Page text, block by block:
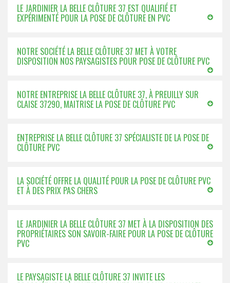
LE JARDINIER LA BELLE CLÔTURE 37 EST QUALIFIÉ ET
EXPÉRIMENTÉ POUR LA POSE DE CLÔTURE EN PVC
NOTRE SOCIÉTÉ LA BELLE CLÔTURE 37 MET À VOTRE
DISPOSITION NOS PAYSAGISTES POUR POSE DE CLÔTURE PVC
NOTRE ENTREPRISE LA BELLE CLÔTURE 37, À PREUILLY SUR
CLAISE 37290, MAITRISE LA POSE DE CLÔTURE PVC
ENTREPRISE LA BELLE CLÔTURE 37 SPÉCIALISTE DE LA POSE DE
CLÔTURE PVC
LA SOCIÉTÉ OFFRE LA QUALITÉ POUR LA POSE DE CLÔTURE PVC
ET À DES PRIX PAS CHERS
LE JARDINIER LA BELLE CLÔTURE 37 MET À LA DISPOSITION DES
PROPRIÉTAIRES SON SAVOIR-FAIRE POUR LA POSE DE CLÔTURE
PVC
LE PAYSAGISTE LA BELLE CLÔTURE 37 INVITE LES